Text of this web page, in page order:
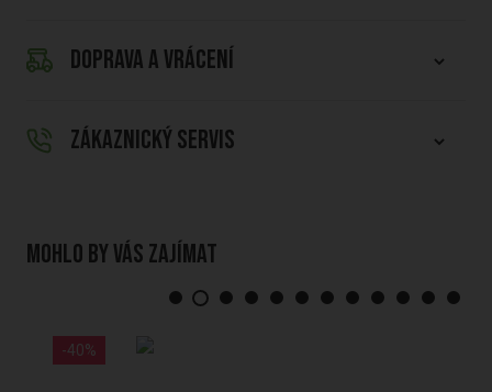
DOPRAVA A VRÁCENÍ
ZÁKAZNICKÝ SERVIS
Mohlo by vás zajímat
-40%